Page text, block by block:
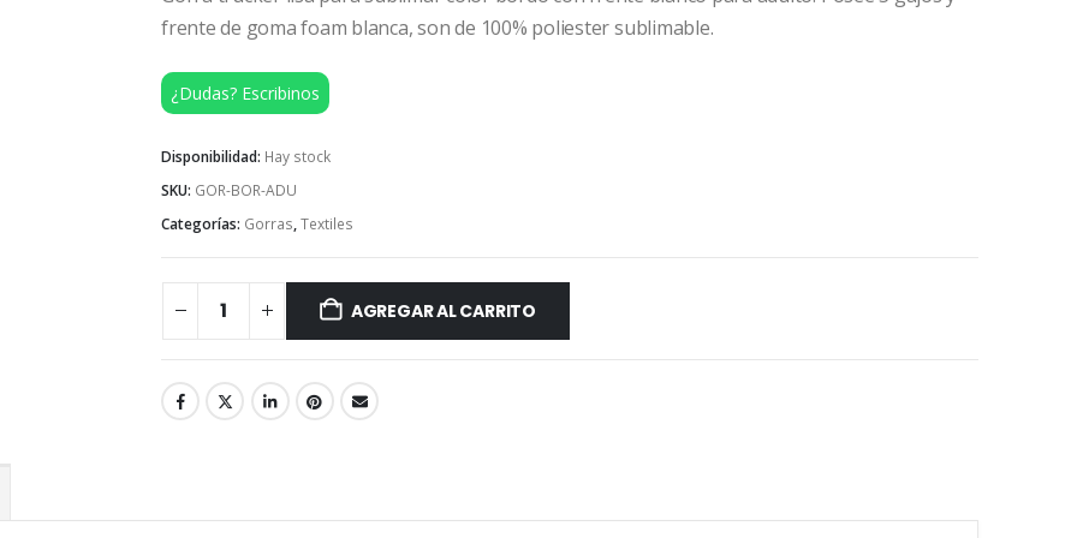
frente de goma foam blanca, son de 100% poliester sublimable.
¿Dudas? Escribinos
Disponibilidad: Hay stock
SKU: GOR-BOR-ADU
Categorías: Gorras,Textiles
AGREGAR AL CARRITO